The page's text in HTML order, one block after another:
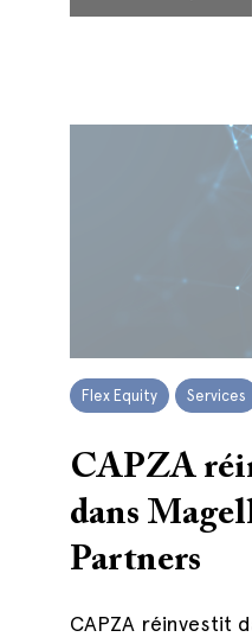
Flex Equity Services
CAPZA
dans
Partners
CAPZA réinvestit